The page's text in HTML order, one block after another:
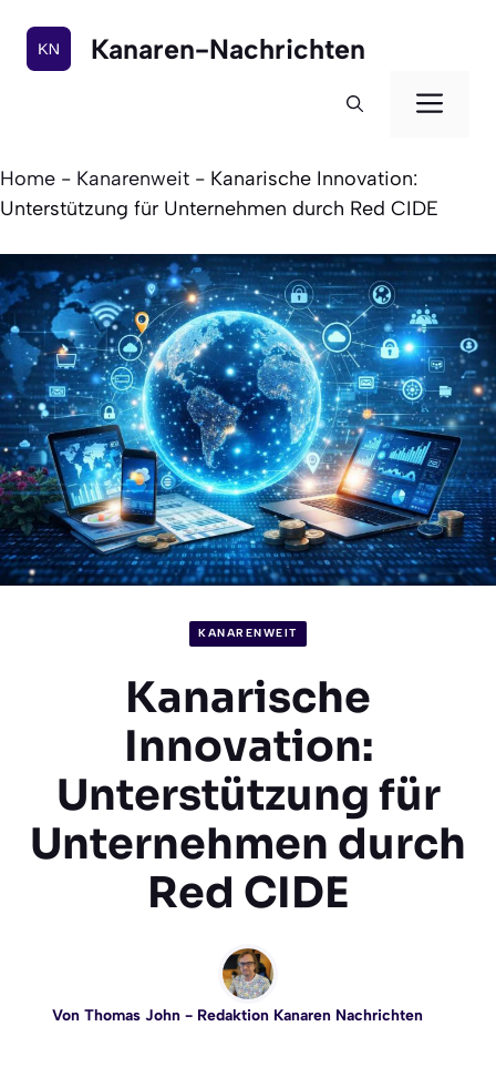
Inhalt
springen
Kanaren-Nachrichten
Home - Kanarenweit - Kanarische Innovation:
Unterstützung für Unternehmen durch Red CIDE
KANARENWEIT
Kanarische
Innovation:
Unterstützung für
Unternehmen durch
Red CIDE
Von Thomas John- Redaktion Kanaren Nachrichten